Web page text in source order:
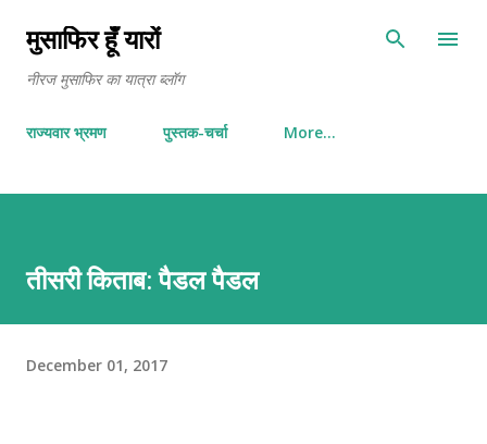
मुसाफिर हूँ यारों
नीरज मुसाफिर का यात्रा ब्लॉग
राज्यवार भ्रमण पुस्तक-चर्चा More…
तीसरी किताब: पैडल पैडल
December 01, 2017